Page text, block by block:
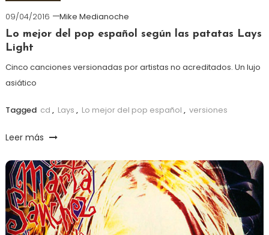
09/04/2016
Mike Medianoche
Lo mejor del pop español según las patatas Lays
Light
Cinco canciones versionadas por artistas no acreditados. Un lujo
asiático
Tagged cd , Lays , Lo mejor del pop español , versiones
Leer más